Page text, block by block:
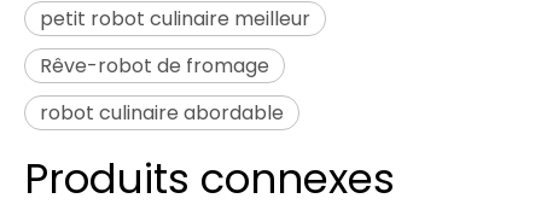
petit robot culinaire meilleur
Rêve-robot de fromage
robot culinaire abordable
Produits connexes